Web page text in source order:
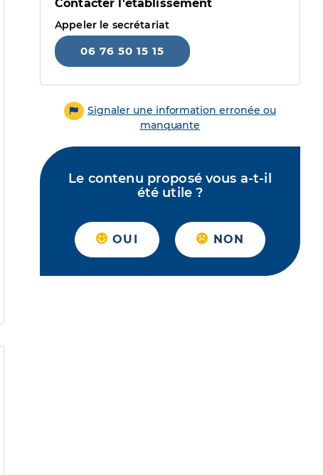
Contacter l'établissement
Appeler le secrétariat
06 76 50 15 15
Signaler une information erronée ou
manquante
Le contenu proposé vous a-t-il
été utile ?
OUI NON